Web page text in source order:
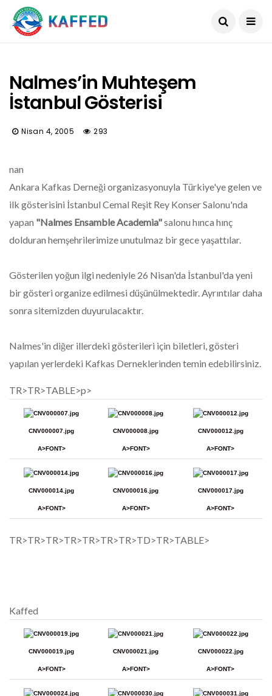
Nalmes’in Muhteşem
İstanbul Gösterisi
Nisan 4, 2005 293
nan
Ankara Kafkas Derneği organizasyonuyla Türkiye'ye gelen ve
ilk gösterisini İstanbul Cemal Reşit Rey Konser Salonu'nda
yapan "Nalmes Ensamble Academia"salonu hınca hınç
dolduran hemşehrilerimize unutulmaz bir gece yaşattılar.
Gösterilen yoğun ilgi nedeniyle 26 Nisan'da İstanbul'da yeni
bir gösteri organize edilmesi düşünülmektedir. Ayrıntılar daha
sonra sitemizden duyurulacaktır.
Nalmes'in diğer illerdeki gösterileri için biletleri, gösteri
yapılan yerlerdeki Kafkas Derneklerinden temin edebilirsiniz.
TR>TR>TABLE>p>
CNV000007.jpg
A>FONT>
CNV000008.jpg
A>FONT>
CNV000012.jpg
A>FONT>
CNV000014.jpg
A>FONT>
CNV000016.jpg
A>FONT>
CNV000017.jpg
A>FONT>
TR>TR>TR>TR>TR>TR>TR>TD>TR>TABLE>
Kaffed
CNV000019.jpg
A>FONT>
CNV000021.jpg
A>FONT>
CNV000022.jpg
A>FONT>